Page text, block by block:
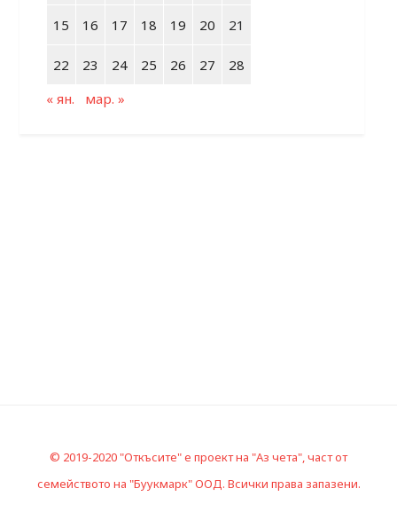
15 16 17 18 19 20 21
22 23 24 25 26 27
28
« ян.
мар. »
© 2019-2020 "Откъсите" е проект на "Аз чета", част от
семейството на "Буукмарк" ООД. Всички права запазени.